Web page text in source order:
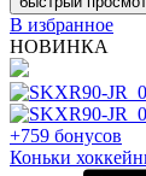
В избранное
НОВИНКА
+759 бонусов
Коньки